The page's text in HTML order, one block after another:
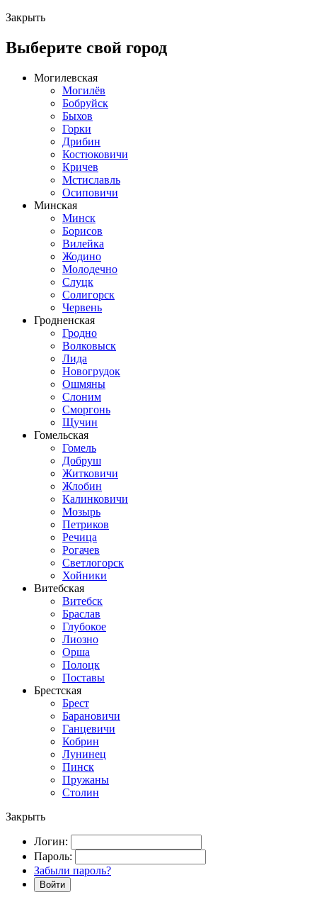
Закрыть
Выберите свой город
Могилевская
Могилёв
Бобруйск
Быхов
Горки
Дрибин
Костюковичи
Кричев
Мстиславль
Осиповичи
Минская
Минск
Борисов
Вилейка
Жодино
Молодечно
Слуцк
Солигорск
Червень
Гродненская
Гродно
Волковыск
Лида
Новогрудок
Ошмяны
Слоним
Сморгонь
Щучин
Гомельская
Гомель
Добруш
Житковичи
Жлобин
Калинковичи
Мозырь
Петриков
Речица
Рогачев
Светлогорск
Хойники
Витебская
Витебск
Браслав
Глубокое
Лиозно
Орша
Полоцк
Поставы
Брестская
Брест
Барановичи
Ганцевичи
Кобрин
Лунинец
Пинск
Пружаны
Столин
Закрыть
Логин:
Пароль:
Забыли пароль?
Войти